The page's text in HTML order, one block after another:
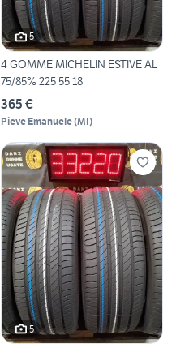
5
4 GOMME MICHELIN ESTIVE AL
75/85% 225 55 18
365 €
Pieve Emanuele(MI)
5